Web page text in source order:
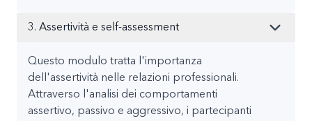
3. Assertività e self-assessment
Questo modulo tratta l'importanza
dell'assertività nelle relazioni professionali.
Attraverso l'analisi dei comportamenti
assertivo, passivo e aggressivo, i partecipanti